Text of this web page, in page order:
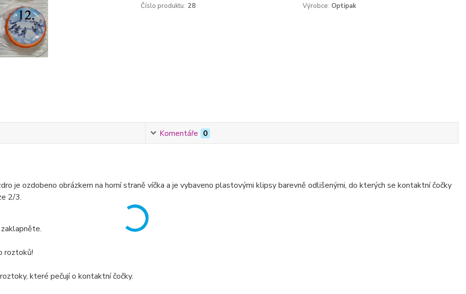
Číslo produktu: 28 Výrobce: Optipak
Komentáře 0
je ozdobeno obrázkem na horní straně víčka a je vybaveno plastovými klipsy barevně odlišenými, do kterých se kontaktní čočky
2/3.
roztoků!
které pečují o kontaktní čočky.